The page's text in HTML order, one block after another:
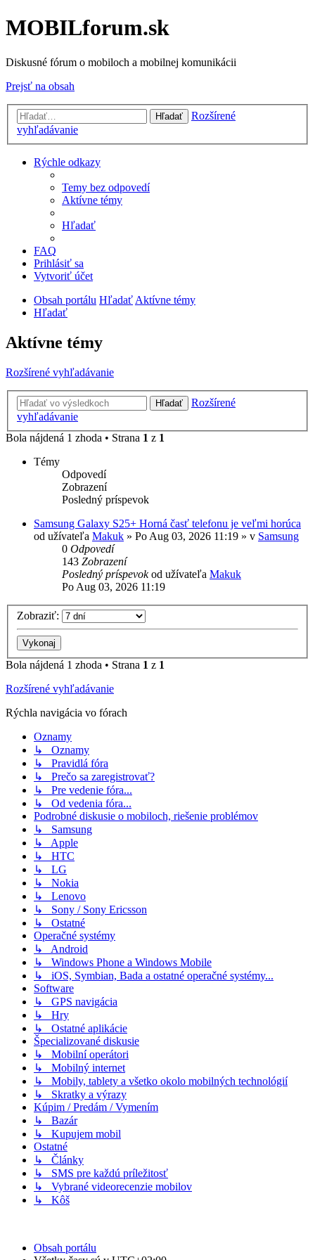
MOBILforum.sk
Diskusné fórum o mobiloch a mobilnej komunikácii
Prejsť na obsah
Hľadať
Rozšírené
vyhľadávanie
Rýchle odkazy
Temy bez odpovedí
Aktívne témy
Hľadať
FAQ
Prihlásiť sa
Vytvoriť účet
Obsah portálu HľadaťAktívne témy
Hľadať
Aktívne témy
Rozšírené vyhľadávanie
Hľadať
Rozšírené
vyhľadávanie
Bola nájdená 1 zhoda • Strana 1 z 1
Témy
Odpovedí
Zobrazení
Posledný príspevok
Samsung Galaxy S25+ Horná časť telefonu je veľmi horúca
od užívateľa Makuk » Po Aug 03, 2026 11:19 » v Samsung
0 Odpovedí
143 Zobrazení
Posledný príspevokod užívateľa Makuk
Po Aug 03, 2026 11:19
Zobraziť:
Bola nájdená 1 zhoda • Strana 1 z 1
Rozšírené vyhľadávanie
Rýchla navigácia vo fórach
Oznamy
↳ Oznamy
↳ Pravidlá fóra
↳ Prečo sa zaregistrovať?
↳ Pre vedenie fóra...
↳ Od vedenia fóra...
Podrobné diskusie o mobiloch, riešenie problémov
↳ Samsung
↳ Apple
↳ HTC
↳ LG
↳ Nokia
↳ Lenovo
↳ Sony / Sony Ericsson
↳ Ostatné
Operačné systémy
↳ Android
↳ Windows Phone a Windows Mobile
↳ iOS, Symbian, Bada a ostatné operačné systémy...
Software
↳ GPS navigácia
↳ Hry
↳ Ostatné aplikácie
Špecializované diskusie
↳ Mobilní operátori
↳ Mobilný internet
↳ Mobily, tablety a všetko okolo mobilných technológií
↳ Skratky a výrazy
Kúpim / Predám / Vymením
↳ Bazár
↳ Kupujem mobil
Ostatné
↳ Články
↳ SMS pre každú príležitosť
↳ Vybrané videorecenzie mobilov
↳ Kôš
Obsah portálu